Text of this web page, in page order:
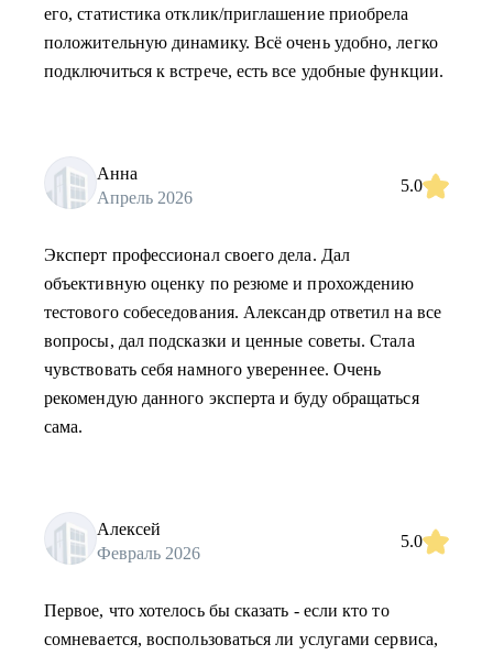
его, статистика отклик/приглашение приобрела
положительную динамику. Всё очень удобно, легко
подключиться к встрече, есть все удобные функции.
Анна
Апрель 2026
5.0
Эксперт профессионал своего дела. Дал
объективную оценку по резюме и прохождению
тестового собеседования. Александр ответил на все
вопросы, дал подсказки и ценные советы. Стала
чувствовать себя намного увереннее. Очень
рекомендую данного эксперта и буду обращаться
сама.
Алексей
Февраль 2026
5.0
Первое, что хотелось бы сказать - если кто то
сомневается, воспользоваться ли услугами сервиса,